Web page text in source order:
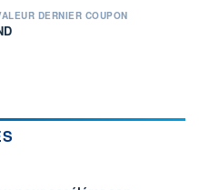
DERNIER COUPON